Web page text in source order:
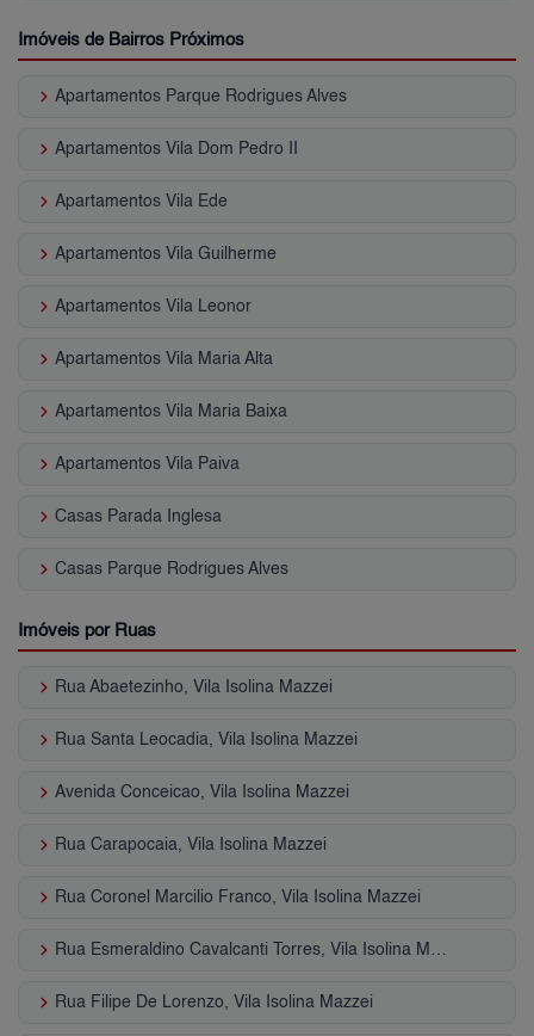
Imóveis de Bairros Próximos
keyboard_arrow_right Apartamentos Parque Rodrigues Alves
keyboard_arrow_right Apartamentos Vila Dom Pedro II
keyboard_arrow_right Apartamentos Vila Ede
keyboard_arrow_right Apartamentos Vila Guilherme
keyboard_arrow_right Apartamentos Vila Leonor
keyboard_arrow_right Apartamentos Vila Maria Alta
keyboard_arrow_right Apartamentos Vila Maria Baixa
keyboard_arrow_right Apartamentos Vila Paiva
keyboard_arrow_right Casas Parada Inglesa
keyboard_arrow_right Casas Parque Rodrigues Alves
Imóveis por Ruas
keyboard_arrow_right Rua Abaetezinho, Vila Isolina Mazzei
keyboard_arrow_right Rua Santa Leocadia, Vila Isolina Mazzei
keyboard_arrow_right Avenida Conceicao, Vila Isolina Mazzei
keyboard_arrow_right Rua Carapocaia, Vila Isolina Mazzei
keyboard_arrow_right Rua Coronel Marcilio Franco, Vila Isolina Mazzei
keyboard_arrow_right Rua Esmeraldino Cavalcanti Torres, Vila Isolina Mazzei
keyboard_arrow_right Rua Filipe De Lorenzo, Vila Isolina Mazzei